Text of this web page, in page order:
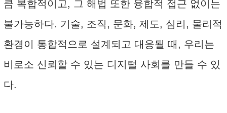
큼 복합적이고, 그 해법 또한 융합적 접근 없이는
불가능하다. 기술, 조직, 문화, 제도, 심리, 물리적
환경이 통합적으로 설계되고 대응될 때, 우리는
비로소 신뢰할 수 있는 디지털 사회를 만들 수 있
다.